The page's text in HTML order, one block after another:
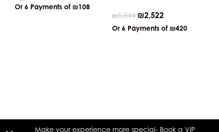
Or 6 Payments of ₪108
₪5,044 ₪2,522
Or 6 Payments of ₪420
Make your experience more special- Book a VIP